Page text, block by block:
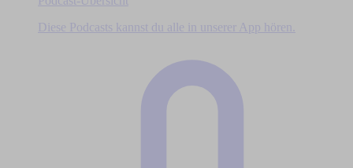
Diese Podcasts kannst du alle in unserer App hören.